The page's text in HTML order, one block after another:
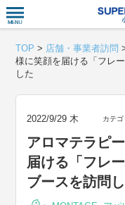
TOP > 店舗・事業者訪問
様に笑顔を届ける「フレ
した
2022/9/29 木 カテゴ
アロマテラピ
届ける「フレ
ブースを訪問